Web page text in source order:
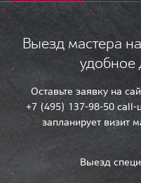
Выезд мастера
удобное
Оставьте заявку на
+7 (495) 137-98-50 call-
запланирует визит
Выезд